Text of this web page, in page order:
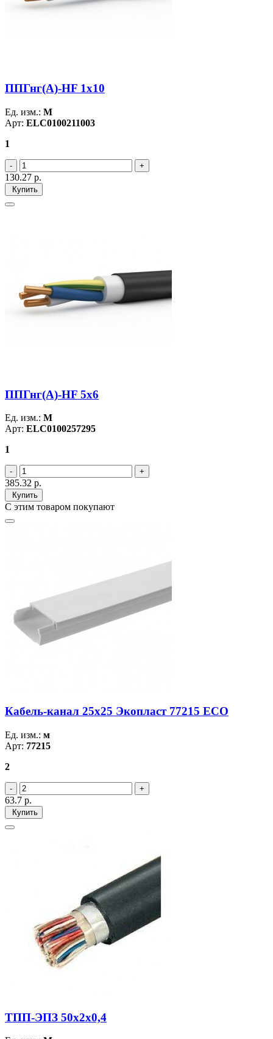
ППГнг(А)-HF 1х10
Ед. изм.: М
Арт: ELC0100211003
1
130.27 р.
Купить
ППГнг(А)-HF 5х6
Ед. изм.: М
Арт: ELC0100257295
1
385.32 р.
Купить
С этим товаром покупают
Кабель-канал 25х25 Экопласт 77215 ECO
Ед. изм.: м
Арт: 77215
2
63.7 р.
Купить
ТПП-ЭПЗ 50х2х0,4